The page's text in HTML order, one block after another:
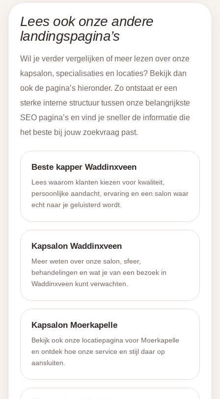
Lees ook onze andere
landingspagina’s
Wil je verder vergelijken of meer lezen over onze
kapsalon, specialisaties en locaties? Bekijk dan
ook de pagina’s hieronder. Zo ontstaat er een
sterke interne structuur tussen onze belangrijkste
SEO pagina’s en vind je sneller de informatie die
het beste bij jouw zoekvraag past.
Beste kapper Waddinxveen
Lees waarom klanten kiezen voor kwaliteit,
persoonlijke aandacht, ervaring en een salon waar
echt naar je geluisterd wordt.
Kapsalon Waddinxveen
Meer weten over onze salon, sfeer,
behandelingen en wat je van een bezoek in
Waddinxveen kunt verwachten.
Kapsalon Moerkapelle
Bekijk ook onze locatiepagina voor Moerkapelle
en ontdek hoe onze service en stijl daar op
aansluiten.